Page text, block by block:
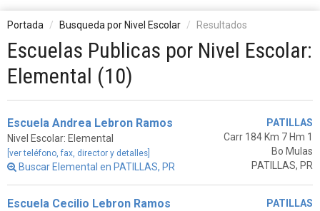
Portada Busqueda por Nivel Escolar Resultados
Escuelas Publicas por Nivel Escolar:
Elemental (10)
Escuela Andrea Lebron Ramos
Nivel Escolar: Elemental
[ver teléfono, fax, director y detalles]
Buscar Elemental en PATILLAS, PR
PATILLAS
Carr 184 Km 7 Hm 1
Bo Mulas
PATILLAS, PR
Escuela Cecilio Lebron Ramos
PATILLAS